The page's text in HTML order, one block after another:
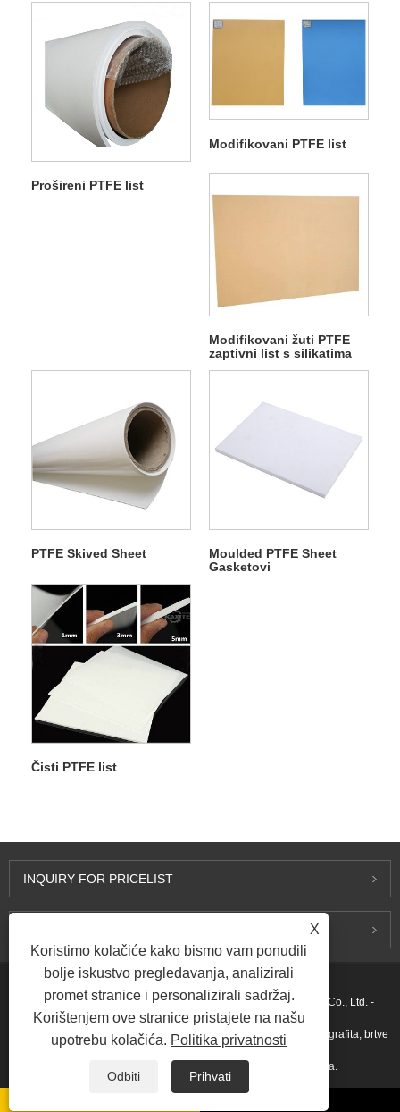
Prošireni PTFE list
Modifikovani PTFE list
Modifikovani žuti PTFE
zaptivni list s silikatima
PTFE Skived Sheet
Moulded PTFE Sheet
Gasketovi
Čisti PTFE list
INQUIRY FOR PRICELIST
Autorsko pravo © 2015-2026 Ningbo Kaxite Sealing Materials Co., Ltd. -
Zaptivke sa spiralnim namotavanjem, zaptivke od ekspandiranog grafita, brtve
za prstenaste spojeve, PTFE brtve - Sva prava pridržana.
X
Koristimo kolačiće kako bismo vam ponudili
bolje iskustvo pregledavanja, analizirali
promet stranice i personalizirali sadržaj.
Korištenjem ove stranice pristajete na našu
upotrebu kolačića. Politika privatnosti
Odbiti Prihvati